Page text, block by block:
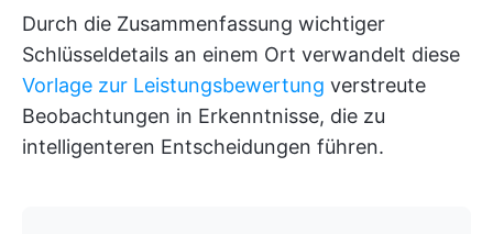
Durch die Zusammenfassung wichtiger
Schlüsseldetails an einem Ort verwandelt diese
Vorlage zur Leistungsbewertung verstreute
Beobachtungen in Erkenntnisse, die zu
intelligenteren Entscheidungen führen.